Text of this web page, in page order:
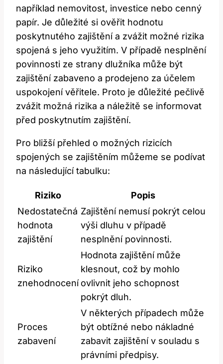
například nemovitost, investice nebo cenný
papír. Je důležité si ověřit hodnotu
poskytnutého zajištění a zvážit možné rizika
spojená s jeho využitím. V případě nesplnění
povinnosti ze strany dlužníka může být
zajištění zabaveno a prodejeno za účelem
uspokojení věřitele. Proto je důležité pečlivě
zvážit možná rizika a náležitě se informovat
před poskytnutím zajištění.
Pro bližší přehled o možných rizicích
spojených se zajištěním můžeme se podívat
na následující tabulku:
Riziko
Popis
Nedostatečná
hodnota
zajištění
Zajištění nemusí pokrýt celou
výši dluhu v případě
nesplnění povinnosti.
Riziko
znehodnocení
Hodnota zajištění může
klesnout, což by mohlo
ovlivnit jeho schopnost
pokrýt dluh.
Proces
zabavení
V některých případech může
být obtížné nebo nákladné
zabavit zajištění v souladu s
právními předpisy.